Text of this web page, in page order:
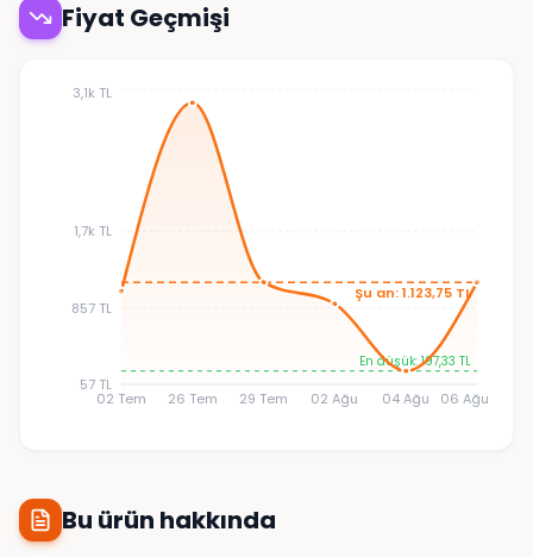
Fiyat Geçmişi
02 Tem 26 Tem 29 Tem 02 Ağu 04 Ağu 06 Ağu
57 TL
857 TL
1,7k TL
3,1k TL
Şu an: 1.123,75 TL
En düşük: 197,33 TL
Bu ürün hakkında